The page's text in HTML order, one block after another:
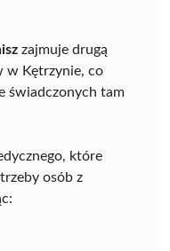
zajmuje drugą
w Kętrzynie, co
świadczonych tam
które
osób z